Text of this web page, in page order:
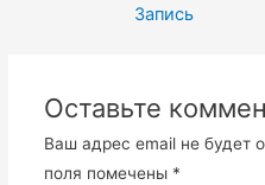
Запись
Оставьте
Ваш адрес email не будет
поля помечены *